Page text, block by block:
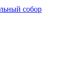
собор